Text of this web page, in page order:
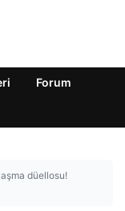
Forum
düellosu!